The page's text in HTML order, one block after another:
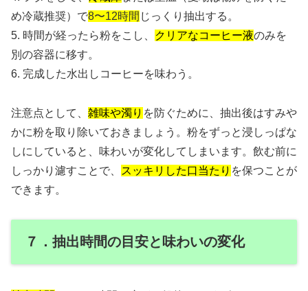
め冷蔵推奨）で8〜12時間 じっくり抽出する。
5. 時間が経ったら粉をこし、
クリアなコーヒー液のみを
別の容器に移す。
6. 完成した水出しコーヒーを味わう。
注意点として、 雑味や濁り を防ぐために、抽出後はすみや
かに粉を取り除いておきましょう。粉をずっと浸しっぱな
しにしていると、味わいが変化してしまいます。飲む前に
しっかり濾すことで、
スッキリした口当たり を保つことが
できます。
７．抽出時間の目安と味わいの変化